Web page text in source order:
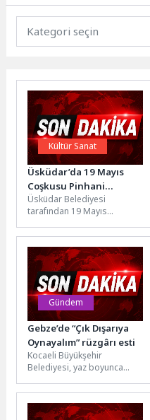
Kültür Sanat
Üsküdar’da 19 Mayıs
Coşkusu Pinhani
Konseriyle Yaşandı
Üsküdar Belediyesi
tarafından 19 Mayıs
Spor Bayramı kapsamında
Bağlarbaşı Kültür Merkezi...
Gündem
Gebze’de “Çık Dışarıya
Oynayalım” rüzgârı esti
Kocaeli Büyükşehir
Belediyesi, yaz boyunca
buluşturacak “Çık Dışarıya
Oynayalım” etkinliklerinin
coşkulu başlangıcını...